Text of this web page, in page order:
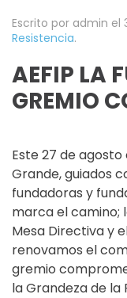
Escrito por admin el
Resistencia.
AEFIP LA
GREMIO
Este 27 de agosto
Grande, guiados
fundadoras y
marca el camino;
Mesa Directiva y
renovamos el
gremio
la Grandeza de la